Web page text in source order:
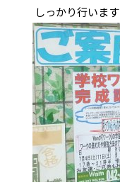
しっかり行いま